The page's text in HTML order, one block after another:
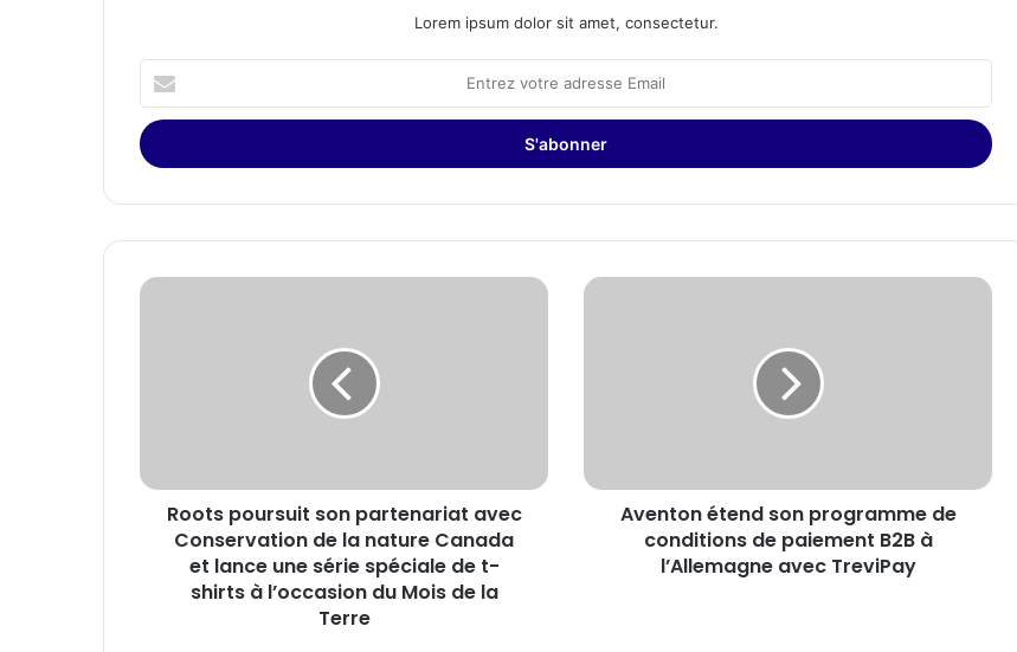
Lorem ipsum dolor sit amet, consectetur.
votre
adresse
Email
Roots
nature
CanadaRoots poursuit son partenariat avec
Conservation de la nature Canada
et lance une série spéciale de t-
shirts à l’occasion du Mois de la
Terre
Aventon
B2B
l’Allemagne
Aventon étend son programme de
conditions de paiement B2B à
l’Allemagne avec TreviPay